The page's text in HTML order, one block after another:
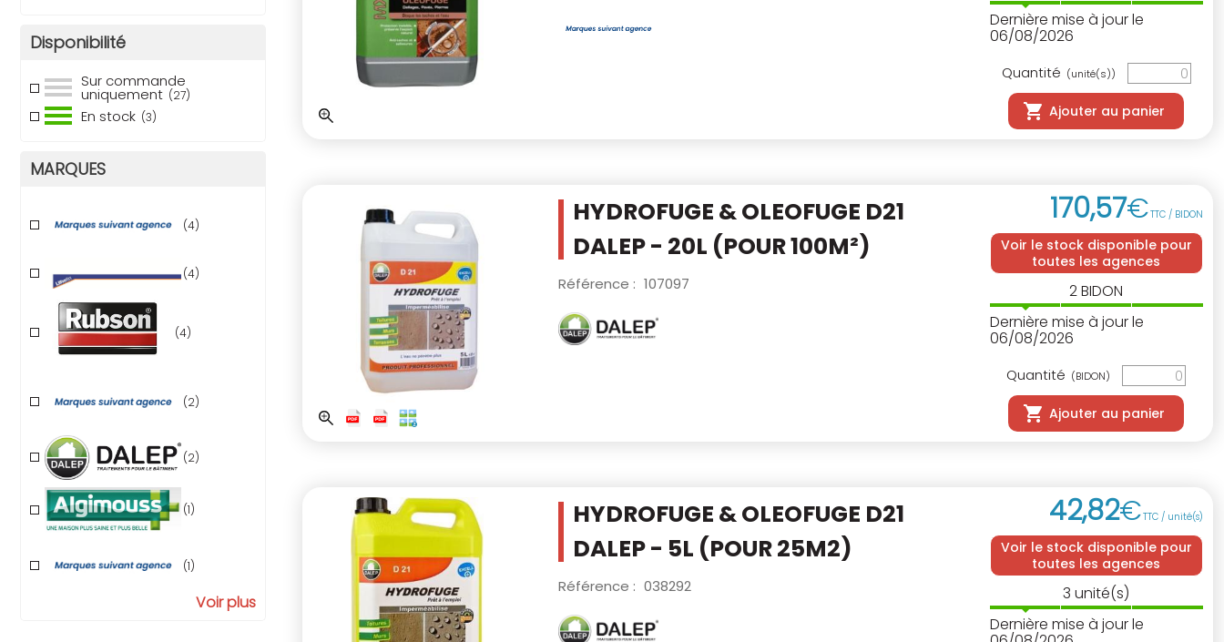
Disponibilité
Sur commande
uniquement (27)
En stock (3)
MARQUES
(4)
(4)
(4)
(2)
(2)
(1)
(1)
Voir plus
Dernière mise à jour le
06/08/2026
Quantité (unité(s))
Ajouter au panier
HYDROFUGE & OLEOFUGE D21
DALEP - 20L (POUR 100M²)
Référence : 107097
170,57€TTC / BIDON
Voir le stock disponible pour
toutes les agences
2BIDON
Dernière mise à jour le
06/08/2026
Quantité (BIDON)
Ajouter au panier
HYDROFUGE & OLEOFUGE D21
DALEP - 5L (POUR 25M2)
Référence : 038292
42,82€TTC / unité(s)
Voir le stock disponible pour
toutes les agences
3 unité(s)
Dernière mise à jour le